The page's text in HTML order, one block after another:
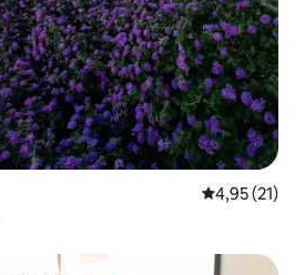
Средна
4,95 (21)